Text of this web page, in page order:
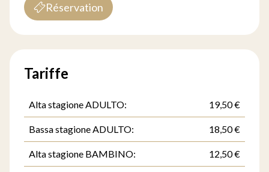
Réservation
Tariffe
Alta stagione ADULTO: 19,50 €
Bassa stagione ADULTO: 18,50 €
Alta stagione BAMBINO: 12,50 €